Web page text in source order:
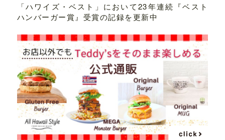
「ハワイズ・ベスト」において23年連続『ベスト
ハンバーガー賞』受賞の記録を更新中